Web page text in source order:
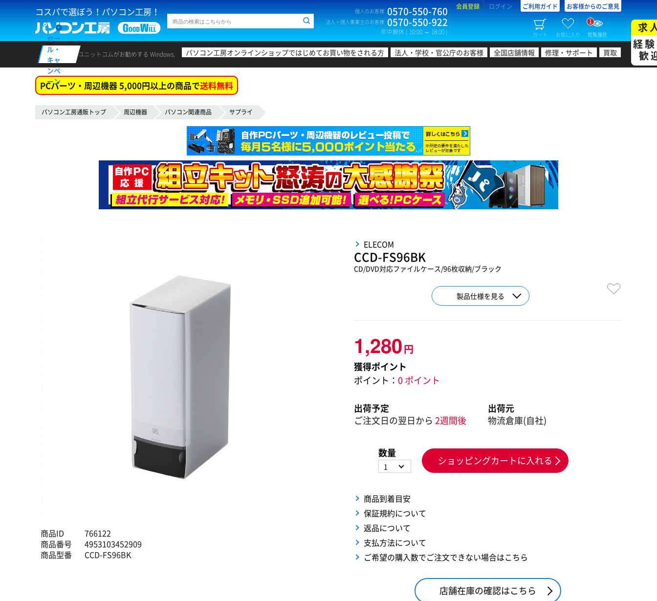
コスパで選ぼう！パソコン工房！ 個人のお客様 0570-550-760
法人・個人事業主のお客様 0570-550-922
年中無休 ( 10:00 ～ 18:00 )
会員登録 ログイン ご利用ガイド お客様からのご意見
カート お気に入り 閲覧履歴
1
セー
ル・
キャ
ンペ
ーン
ユニットコムがお勧めする Windows. パソコン工房オンラインショップではじめてお買い物をされる方 法人・学校・官公庁のお客様 全国店舗情報 修理・サポート 買取
求
経
歓
PCパーツ・周辺機器 5,000円以上の商品で送料無料
パソコン工房通販トップ 周辺機器 パソコン関連商品 サプライ
商品ID
766122
商品番号
4953103452909
商品型番
CCD-FS96BK
ELECOM
CCD-FS96BK
CD/DVD対応ファイルケース/96枚収納/ブラック
製品仕様を見る
1,280円
獲得ポイント
ポイント： 0 ポイント
出荷予定
ご注文日の翌日から 2週間後
出荷元
物流倉庫(自社)
数量
1 ショッピングカートに入れる
商品到着目安
保証規約について
返品について
支払方法について
ご希望の購入数でご注文できない場合はこちら
店舗在庫の確認はこちら